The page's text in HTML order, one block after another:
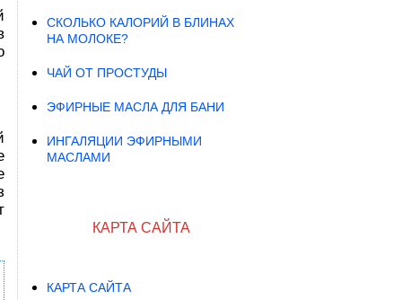
СКОЛЬКО КАЛОРИЙ В БЛИНАХ
НА МОЛОКЕ?
ЧАЙ ОТ ПРОСТУДЫ
ЭФИРНЫЕ МАСЛА ДЛЯ БАНИ
ИНГАЛЯЦИИ ЭФИРНЫМИ
МАСЛАМИ
КАРТА САЙТА
КАРТА САЙТА